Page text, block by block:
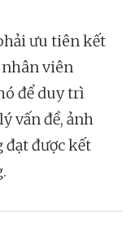
ưu tiên kết
viên
để duy trì
vấn đề, ảnh
đạt được kết